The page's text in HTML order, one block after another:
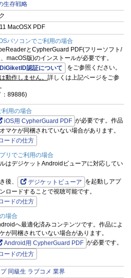
生存戦略
MacOSX PDF
パソコンでご利用の場合
とCypherGuard PDF(フリーソフト/
macOS版)のインストールが必要です。
DiGiketID認証について
をご参照ください。
動作しません。 詳しくは上記ページをご参
：89886)
用の場合
iOS用 CypherGuard PDF が必要です。作品
マケが同梱されていない場合があります。
ードの仕方
リでご利用の場合
はデジケットAndroidビューアに対応してい
後、
デジケットビューア を起動しアプ
ロードすることで視聴可能です。
ードの仕方
場合
へ最適化済みコンテンツです。作品によ
が同梱されていない場合があります。
Android用 CypherGuard PDF が必要です。
ードの仕方
同級生 ラブコメ 業界